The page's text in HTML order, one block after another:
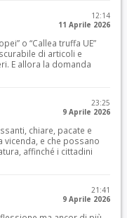
12:14
11 Aprile 2026
o “Callea truffa UE”
di articoli e
E allora la domanda
23:25
9 Aprile 2026
chiare, pacate e
e che possano
affinché i cittadini
21:41
9 Aprile 2026